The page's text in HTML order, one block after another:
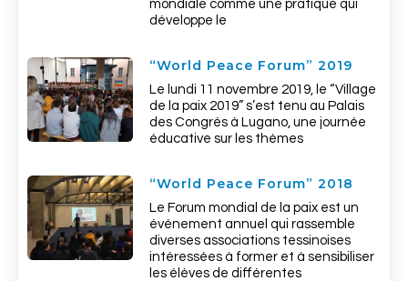
mondiale comme une pratique qui
développe le
“World Peace Forum” 2019
Le lundi 11 novembre 2019, le “Village
de la paix 2019” s’est tenu au Palais
des Congrés à Lugano, une journée
éducative sur les thèmes
“World Peace Forum” 2018
Le Forum mondial de la paix est un
événement annuel qui rassemble
diverses associations tessinoises
intéressées à former et à sensibiliser
les élèves de différentes